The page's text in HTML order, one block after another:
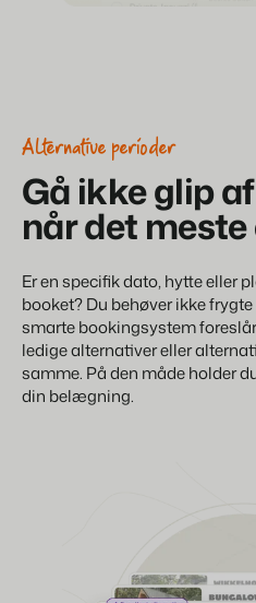
Alternative perioder
Gå ikke glip
når det
Er en specifik dato, hytte eller
booket? Du behøver ikke
smarte bookingsystem
ledige alternativer eller
samme. På den måde holder
din belægning.